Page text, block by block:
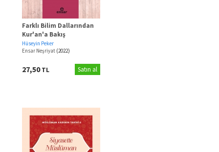
Farklı Bilim Dallarından
Kur'an'a Bakış
Hüseyin Peker
Ensar Neşriyat (2022)
27,50TL Satın al